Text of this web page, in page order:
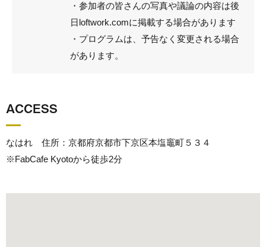
・参加者の皆さんの写真や議論の内容は後
日loftwork.comに掲載する場合があります
・プログラムは、予告なく変更される場合
があります。
ACCESS
なはれ 住所：京都府京都市下京区本塩竈町５３４
※FabCafe Kyotoから徒歩2分